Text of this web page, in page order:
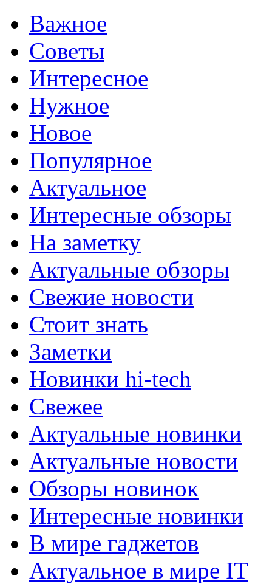
Важное
Советы
Интересное
Нужное
Новое
Популярное
Актуальное
Интересные обзоры
На заметку
Актуальные обзоры
Свежие новости
Стоит знать
Заметки
Новинки hi-tech
Свежее
Актуальные новинки
Актуальные новости
Обзоры новинок
Интересные новинки
В мире гаджетов
Актуальное в мире IT